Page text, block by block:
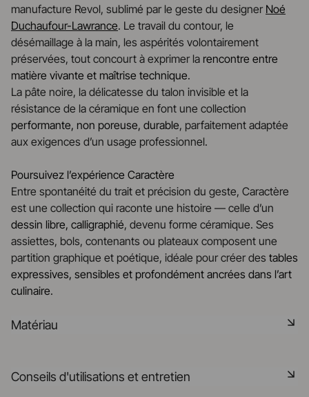
manufacture Revol, sublimé par le geste du designer Noé
Duchaufour-Lawrance. Le travail du contour, le
désémaillage à la main, les aspérités volontairement
préservées, tout concourt à exprimer la rencontre entre
matière vivante et maîtrise technique.
La pâte noire, la délicatesse du talon invisible et la
résistance de la céramique en font une collection
performante, non poreuse, durable, parfaitement adaptée
aux exigences d’un usage professionnel.
Poursuivez l’expérience Caractère
Entre spontanéité du trait et précision du geste, Caractère
est une collection qui raconte une histoire — celle d’un
dessin libre, calligraphié, devenu forme céramique. Ses
assiettes, bols, contenants ou plateaux composent une
partition graphique et poétique, idéale pour créer des tables
expressives, sensibles et profondément ancrées dans l’art
culinaire.
Matériau
manufacture REVOL. Elle dispose des mêmes qualités
Conseils d'utilisations et entretien